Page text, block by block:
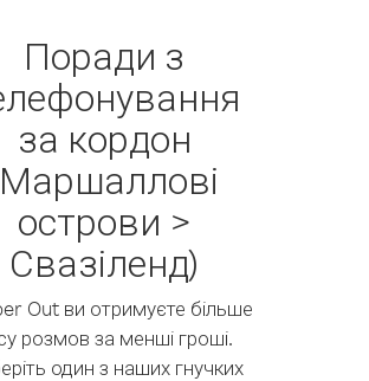
Поради з
за кордон
острови >
Свазіленд)
Out ви отримуєте більше
розмов за менші гроші.
один з наших гнучких